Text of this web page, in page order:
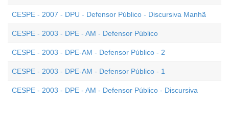
CESPE - 2007 - DPU - Defensor Público - Discursiva Manhã
CESPE - 2003 - DPE - AM - Defensor Público
CESPE - 2003 - DPE-AM - Defensor Público - 2
CESPE - 2003 - DPE-AM - Defensor Público - 1
CESPE - 2003 - DPE - AM - Defensor Público - Discursiva